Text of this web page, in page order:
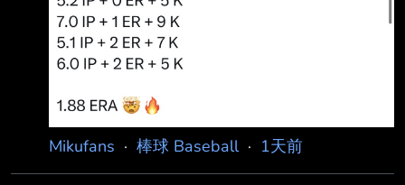
球。 」 Edwin Diaz加入道奇後成績： 9.0 IP
11.00 ERA 2.44 WHIP 2 Blown Saves 不急季
後賽準備先發海
Mikufans · 棒球 Baseball· 1天前